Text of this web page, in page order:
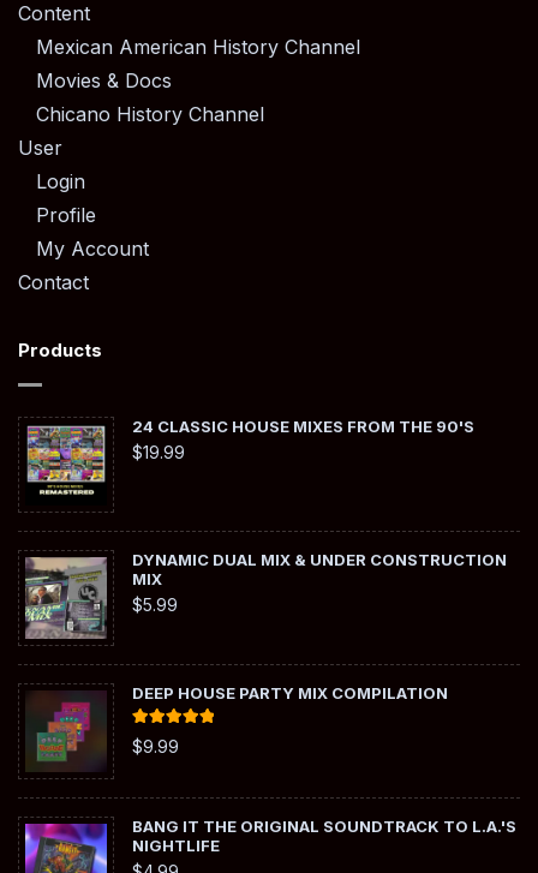
Content
Mexican American History Channel
Movies & Docs
Chicano History Channel
User
Login
Profile
My Account
Contact
Products
24 CLASSIC HOUSE MIXES FROM THE 90'S
$19.99
DYNAMIC DUAL MIX & UNDER CONSTRUCTION
MIX
$5.99
DEEP HOUSE PARTY MIX COMPILATION
Rated
out of 5
$9.99
BANG IT THE ORIGINAL SOUNDTRACK TO L.A.'S
NIGHTLIFE